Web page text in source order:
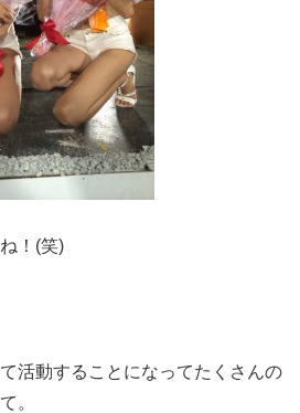
！(笑)
活動することになってたくさんの
。